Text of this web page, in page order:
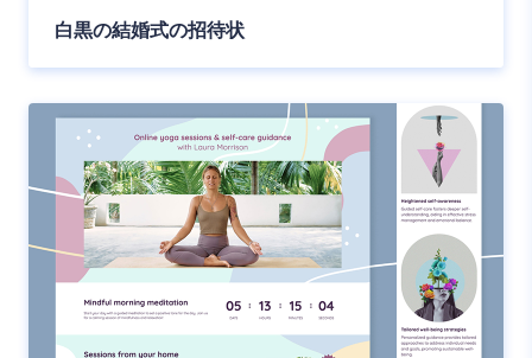
白黒の結婚式の招待状